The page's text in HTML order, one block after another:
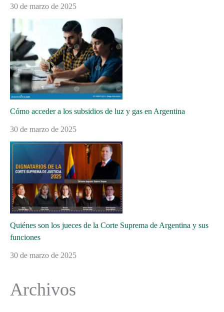
30 de marzo de 2025
Cómo acceder a los subsidios de luz y gas en Argentina
30 de marzo de 2025
Quiénes son los jueces de la Corte Suprema de Argentina y sus
funciones
30 de marzo de 2025
Archivos